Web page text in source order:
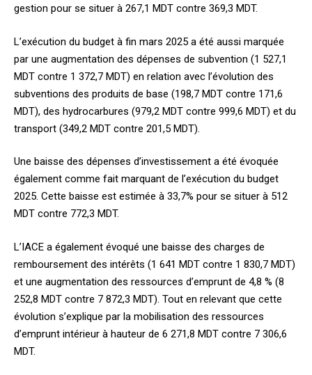
gestion pour se situer à 267,1 MDT contre 369,3 MDT.
L’exécution du budget à fin mars 2025 a été aussi marquée
par une augmentation des dépenses de subvention (1 527,1
MDT contre 1 372,7 MDT) en relation avec l’évolution des
subventions des produits de base (198,7 MDT contre 171,6
MDT), des hydrocarbures (979,2 MDT contre 999,6 MDT) et du
transport (349,2 MDT contre 201,5 MDT).
Une baisse des dépenses d’investissement a été évoquée
également comme fait marquant de l’exécution du budget
2025. Cette baisse est estimée à 33,7% pour se situer à 512
MDT contre 772,3 MDT.
L’IACE a également évoqué une baisse des charges de
remboursement des intérêts (1 641 MDT contre 1 830,7 MDT)
et une augmentation des ressources d’emprunt de 4,8 % (8
252,8 MDT contre 7 872,3 MDT). Tout en relevant que cette
évolution s’explique par la mobilisation des ressources
d’emprunt intérieur à hauteur de 6 271,8 MDT contre 7 306,6
MDT.